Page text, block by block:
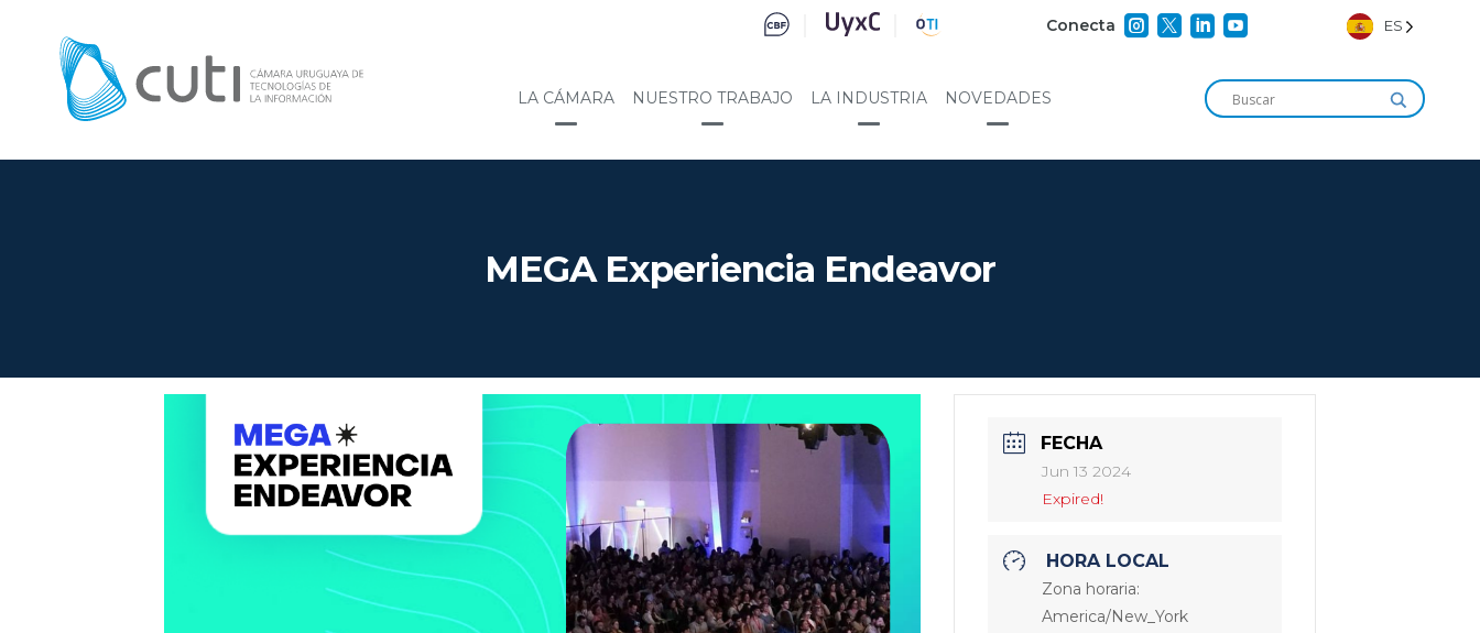
Conecta     ES
LA CÁMARA NUESTRO TRABAJO LA INDUSTRIA NOVEDADES
MEGA Experiencia Endeavor
FECHA
Jun 13 2024
Expired!
HORA LOCAL
Zona horaria:
America/New_York